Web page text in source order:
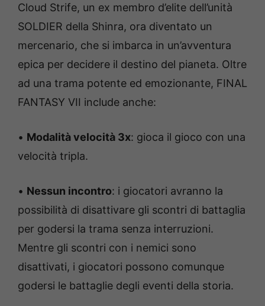
Cloud Strife, un ex membro d’elite dell’unità
SOLDIER della Shinra, ora diventato un
mercenario, che si imbarca in un’avventura
epica per decidere il destino del pianeta. Oltre
ad una trama potente ed emozionante, FINAL
FANTASY VII include anche:
• Modalità velocità 3x: gioca il gioco con una
velocità tripla.
• Nessun incontro: i giocatori avranno la
possibilità di disattivare gli scontri di battaglia
per godersi la trama senza interruzioni.
Mentre gli scontri con i nemici sono
disattivati, i giocatori possono comunque
godersi le battaglie degli eventi della storia.